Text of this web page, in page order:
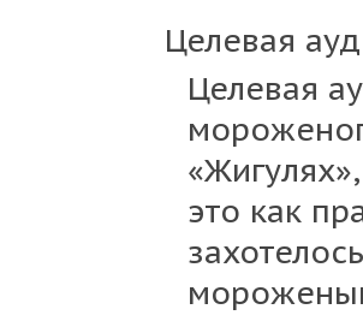
Целевая
Целевая
это как